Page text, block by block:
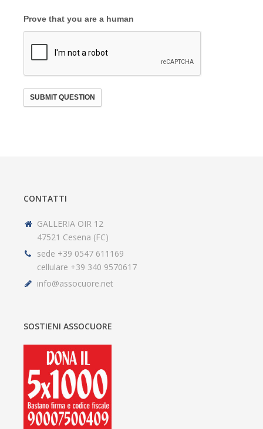
Prove that you are a human
SUBMIT QUESTION
CONTATTI
GALLERIA OIR 12
47521 Cesena (FC)
sede +39 0547 611169
cellulare +39 340 9570617
info@assocuore.net
SOSTIENI ASSOCUORE